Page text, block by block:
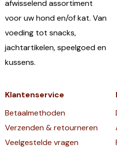
afwisselend assortiment
voor uw hond en/of kat. Van
voeding tot snacks,
jachtartikelen, speelgoed en
kussens.
Klantenservice
Betaalmethoden
Verzenden & retourneren
Veelgestelde vragen